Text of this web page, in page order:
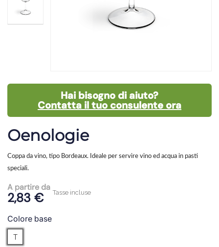
Hai bisogno di aiuto?
Contatta il tuo consulente ora
Oenologie
Coppa da vino, tipo Bordeaux. Ideale per servire vino ed acqua in pasti
speciali.
A partire da
2,83 € Tasse incluse
Colore base
Traslucido
T